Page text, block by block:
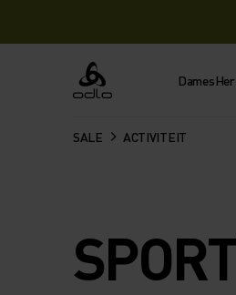
Odlo Dames
SALE ACTIVITEIT